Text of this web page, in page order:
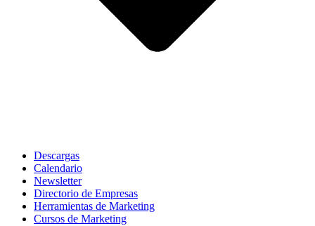
Descargas
Calendario
Newsletter
Directorio de Empresas
Herramientas de Marketing
Cursos de Marketing